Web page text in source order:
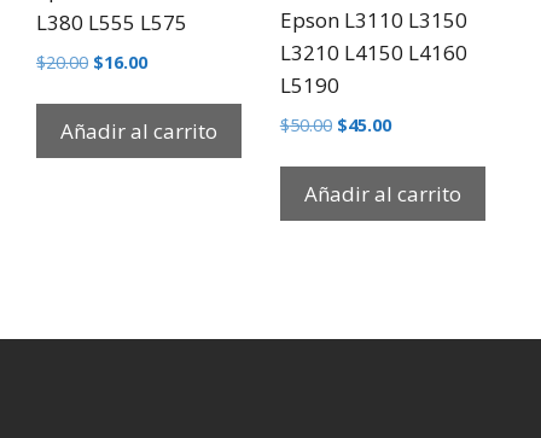
L380 L555 L575
$20.00 $16.00
Añadir al carrito
Epson L3110 L3150
L3210 L4150 L4160
L5190
$50.00 $45.00
Añadir al carrito